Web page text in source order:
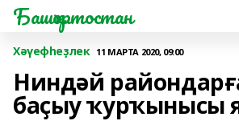
Башҡортостан
Хәүефһеҙлек 11 МАРТА 2020, 09:00
Ниндәй
баҫыу ҡурҡынысы